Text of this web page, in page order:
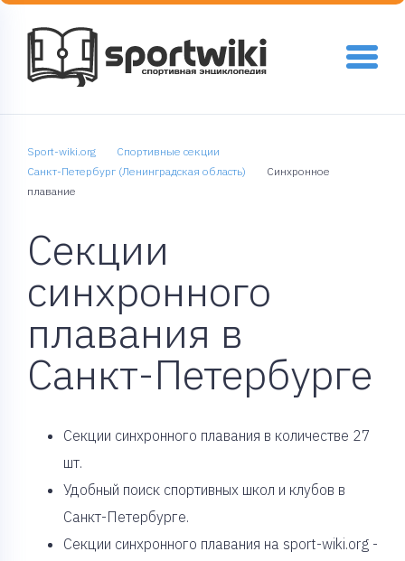
Sport-wiki.org
Спортивные секции
Санкт-Петербург (Ленинградская область)
Синхронное
плавание
Секции
синхронного
плавания в
Санкт-Петербурге
Cекции синхронного плавания в количестве 27
шт.
Удобный поиск спортивных школ и клубов в
Санкт-Петербурге.
Секции синхронного плавания на sport-wiki.org -